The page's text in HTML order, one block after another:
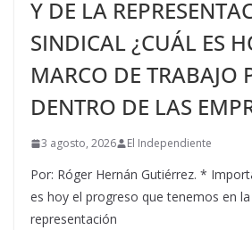
Y DE LA
SINDICAL ¿CUÁL ES
MARCO DE TRABAJO
DENTRO DE LAS
3 agosto, 2026 El Independiente
Por: Róger Hernán Gutiérrez. *
es hoy el progreso que tenemos en
representación